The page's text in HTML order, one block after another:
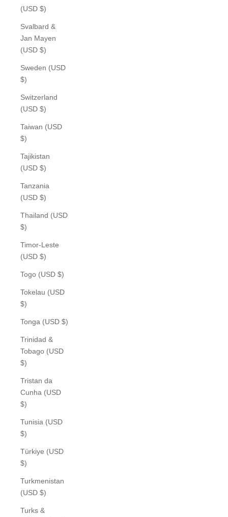
(USD $)
Svalbard &
Jan Mayen
(USD $)
Sweden (USD
$)
Switzerland
(USD $)
Taiwan (USD
$)
Tajikistan
(USD $)
Tanzania
(USD $)
Thailand (USD
$)
Timor-Leste
(USD $)
Togo (USD $)
Tokelau (USD
$)
Tonga (USD $)
Trinidad &
Tobago (USD
$)
Tristan da
Cunha (USD
$)
Tunisia (USD
$)
Türkiye (USD
$)
Turkmenistan
(USD $)
Turks &